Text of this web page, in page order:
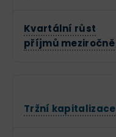
Kvartální růst
příjmů meziročně
Tržní kapitalizace